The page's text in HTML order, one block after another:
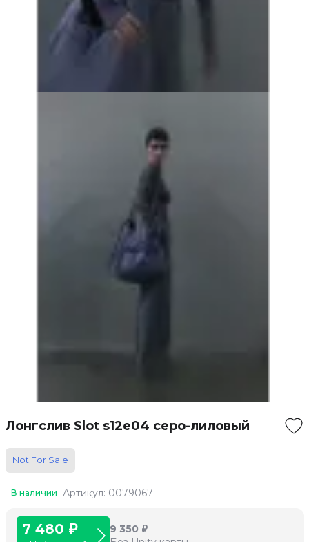
Лонгслив Slot s12e04 серо-лиловый
Not For Sale
В наличии Артикул: 0079067
7 480 ₽
9 350 ₽